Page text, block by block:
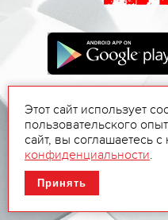
Этот сайт использует
пользовательского
сайт, вы соглашаетесь
конфиденциальности.
Принять